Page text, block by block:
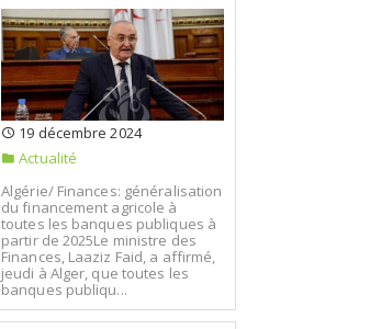
19 décembre 2024
Actualité
Algérie/ Finances: généralisation
du financement agricole à
toutes les banques publiques à
partir de 2025Le ministre des
Finances, Laaziz Faid, a affirmé,
jeudi à Alger, que toutes les
banques publiqu...